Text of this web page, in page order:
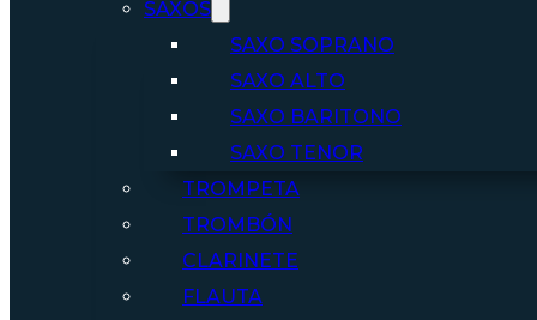
SAXOS
SAXO SOPRANO
SAXO ALTO
SAXO BARITONO
SAXO TENOR
TROMPETA
TROMBÓN
CLARINETE
FLAUTA